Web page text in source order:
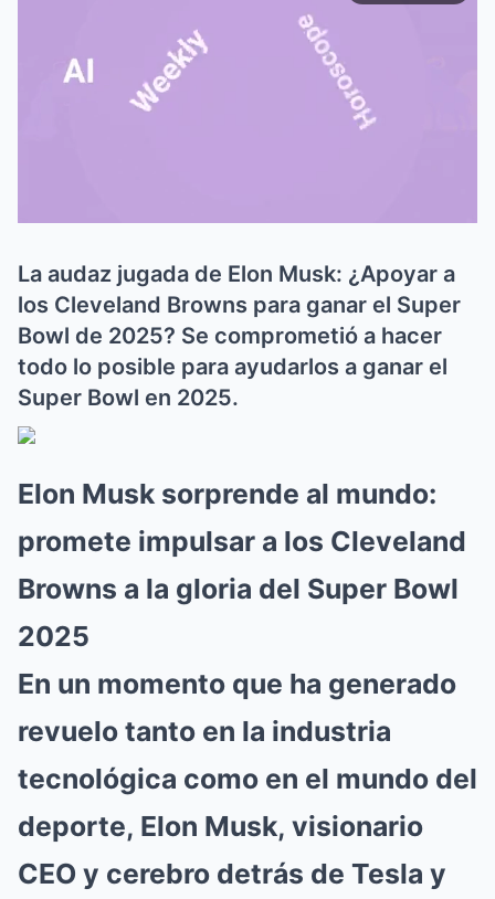
Mute
La audaz jugada de Elon Musk: ¿Apoyar a
los Cleveland Browns para ganar el Super
Bowl de 2025? Se comprometió a hacer
todo lo posible para ayudarlos a ganar el
Super Bowl en 2025.
Elon Musk sorprende al mundo:
promete impulsar a los Cleveland
Browns a la gloria del Super Bowl
2025
En un momento que ha generado
revuelo tanto en la industria
tecnológica como en el mundo del
deporte, Elon Musk, visionario
CEO y cerebro detrás de Tesla y